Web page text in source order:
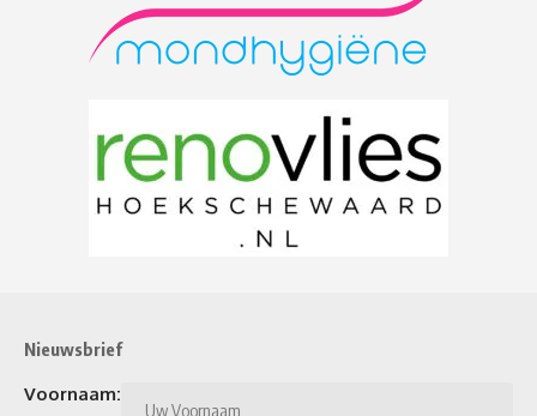
Nieuwsbrief
Voornaam: